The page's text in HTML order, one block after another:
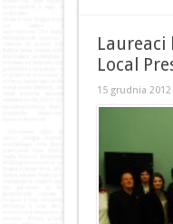
Laureaci
Local
15 grudnia 2012